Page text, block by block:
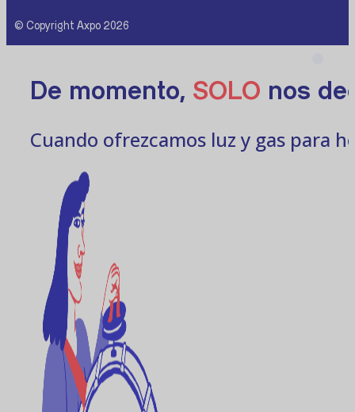
© Copyright Axpo 2026
De momento, SOLO nos
Cuando ofrezcamos luz y gas para